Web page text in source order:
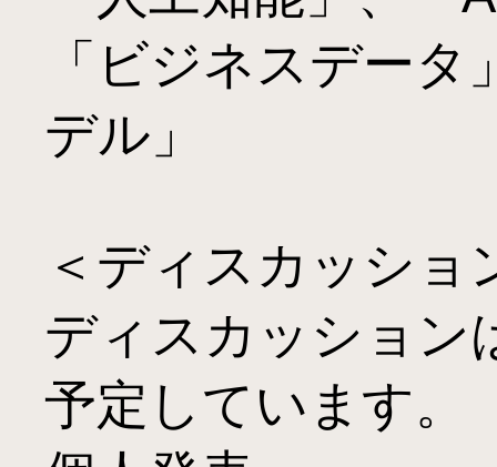
「ビジネスデー
デル」
＜ディスカッショ
ディスカッション
予定していま